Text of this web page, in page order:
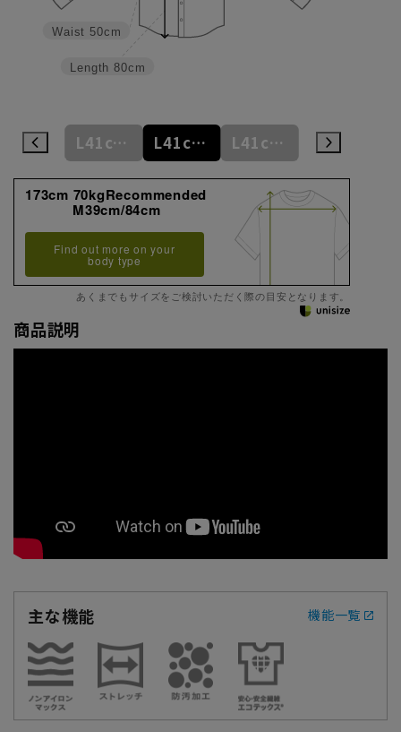
Length 80cm
Waist 50cm
L41cm/82cm L41cm/84cm L41cm/86cm
173cm 70kgRecommended
M39cm/84cm
Find out more on your
body type
あくまでもサイズをご検討いただく際の目安となります。
商品説明
主な機能 機能一覧